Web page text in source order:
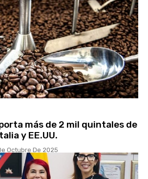
más de 2 mil quintales de
y EE.UU.
Octubre De 2025